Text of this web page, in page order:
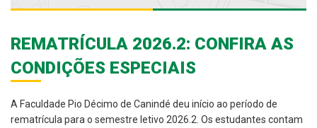
REMATRÍCULA 2026.2: CONFIRA AS
CONDIÇÕES ESPECIAIS
A Faculdade Pio Décimo de Canindé deu início ao período de
rematrícula para o semestre letivo 2026.2. Os estudantes contam